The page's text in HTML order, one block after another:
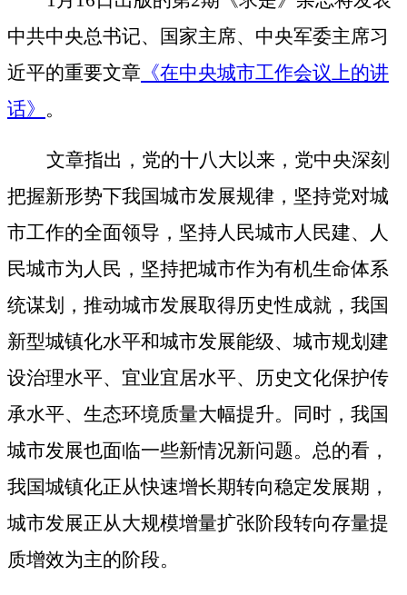
中共中央总书记、国家主席、中央军委主席习
近平的重要文章 《在中央城市工作会议上的讲
话》 。
文章指出，党的十八大以来，党中央深刻
把握新形势下我国城市发展规律，坚持党对城
市工作的全面领导，坚持人民城市人民建、人
民城市为人民，坚持把城市作为有机生命体系
统谋划，推动城市发展取得历史性成就，我国
新型城镇化水平和城市发展能级、城市规划建
设治理水平、宜业宜居水平、历史文化保护传
承水平、生态环境质量大幅提升。同时，我国
城市发展也面临一些新情况新问题。总的看，
我国城镇化正从快速增长期转向稳定发展期，
城市发展正从大规模增量扩张阶段转向存量提
质增效为主的阶段。